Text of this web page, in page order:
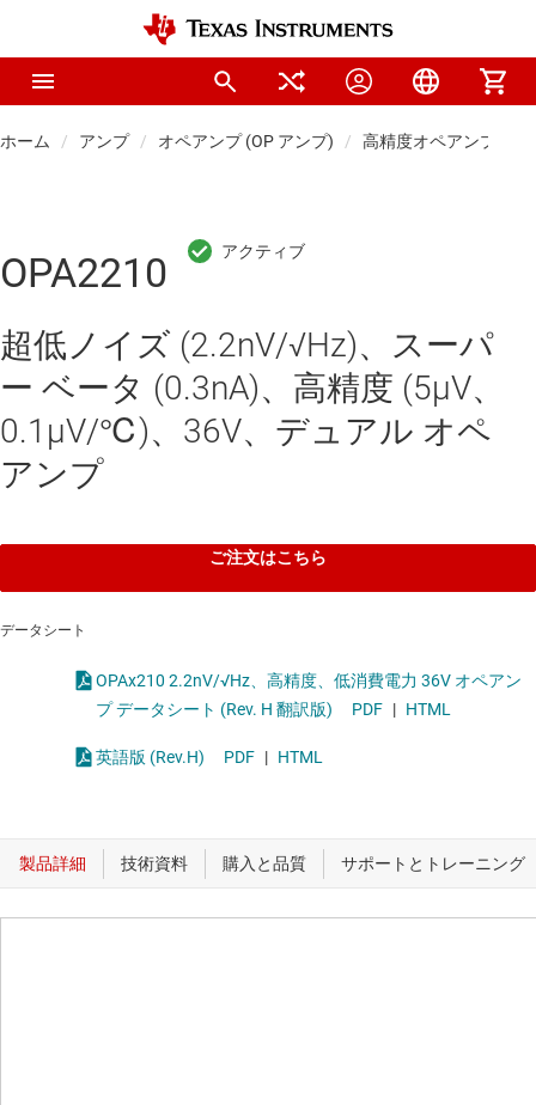
ホーム アンプ オペアンプ (OP アンプ) 高精度オペアンプ
OPA2210
超低ノイズ (2.2nV/√Hz)、スーパ
ー ベータ (0.3nA)、高精度 (5μV、
0.1μV/℃)、36V、デュアル オペ
アンプ
ご注文はこちら
データシート
OPAx210 2.2nV/√Hz、高精度、低消費電力 36V オペアン
プ データシート (Rev. H 翻訳版)
PDF | HTML
英語版 (Rev.H) PDF | HTML